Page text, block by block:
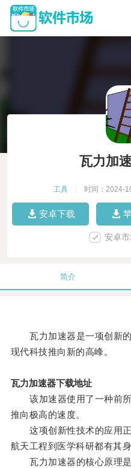
瓦力加
工具 时间：2024-
安卓下载
安卓
简介
瓦力加速器是一项创新的
现代科技推向新的高峰。
瓦力加速器下载地址
该加速器使用了一种前所
推向极高的速度。
这项创新性技术的应用正
航天工程到医学科研都有其身
瓦力加速器的核心原理是